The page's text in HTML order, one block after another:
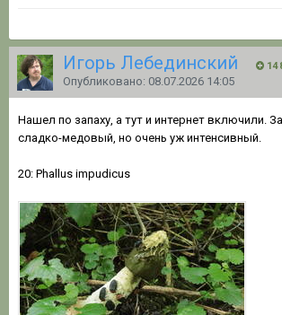
Игорь Лебединский 14
Опубликовано: 08.07.2026 14:05
Нашел по запаху, а тут и интернет включили.
сладко-медовый, но очень уж интенсивный.
20: Phallus impudicus